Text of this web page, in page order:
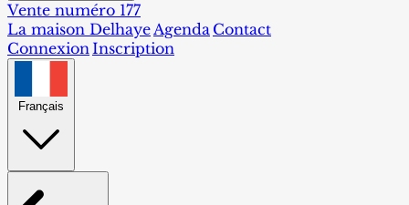
Vente numéro 177
La maison DelhayeAgenda Contact
ConnexionInscription
Français